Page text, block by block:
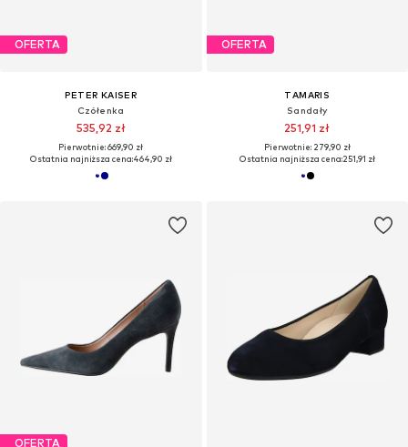
OFERTA
PETER KAISER
Czółenka
535,92 zł
Pierwotnie: 669,90 zł
Ostatnia najniższa cena:464,90 zł
OFERTA
TAMARIS
Sandały
251,91 zł
Pierwotnie: 279,90 zł
Ostatnia najniższa cena:251,91 zł
OFERTA